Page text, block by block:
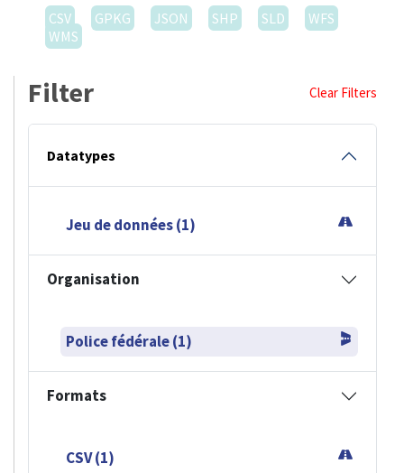
CSV
GPKG JSON SHP SLD
WFS
WMS
Filter Clear Filters
Datatypes
Jeu de données (1)
Organisation
Police fédérale (1)
Formats
CSV (1)